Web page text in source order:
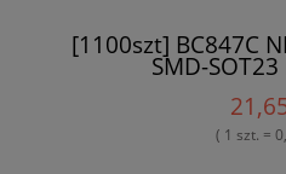
[1100szt] BC847C
SMD-
( 1 szt. =